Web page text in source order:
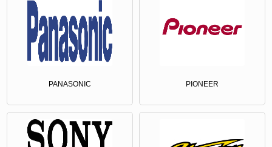
PANASONIC PIONEER